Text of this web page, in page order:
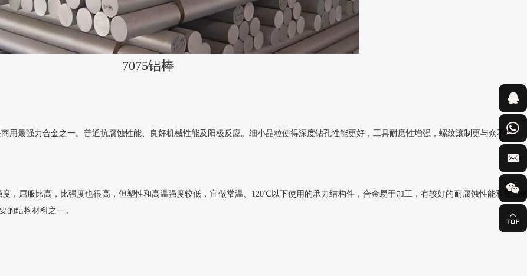
7075铝棒
用最强力合金之一。普通抗腐蚀性能、良好机械性能及阳极反应。细小晶粒使得深度钻孔性能更好，工具耐磨性增强，螺纹滚制更与众不同。
，屈服比高，比强度也很高，但塑性和高温强度较低，宜做常温、120℃以下使用的承力结构件，合金易于加工，有较好的耐腐蚀性能和较高
的结构材料之一。